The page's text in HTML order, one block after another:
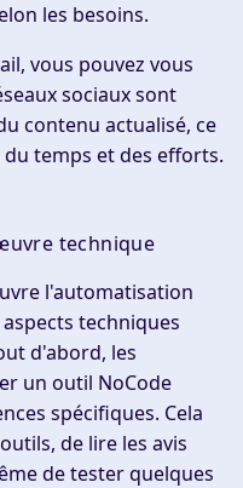
les besoins.
vous pouvez vous
sociaux sont
contenu actualisé, ce
temps et des efforts.
technique
l'automatisation
techniques
d'abord, les
un outil NoCode
spécifiques. Cela
de lire les avis
de tester quelques